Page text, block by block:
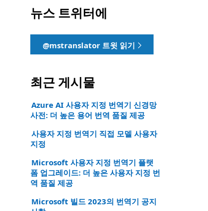
뉴스 트위터에
@mstranslator 트윗 읽기
최근 게시물
Azure AI 사용자 지정 번역기 신경망
사전: 더 높은 용어 번역 품질 제공
사용자 지정 번역기 직접 모델 사용자
지정
Microsoft 사용자 지정 번역기 플랫
폼 업그레이드: 더 높은 사용자 지정 번
역 품질 제공
Microsoft 빌드 2023의 번역기 공지